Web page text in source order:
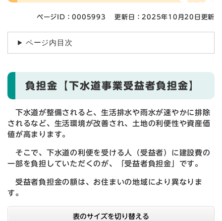
ページID：0005993 更新日：2025年10月20日更新
ページ内目次
負担金【下水道事業受益者負担金】
下水道が整備されると、生活排水や雨水が速やかに排除
されるなど、生活環境が改善され、土地の利便性や資産価
値が高まります。
そこで、下水道の利便を受ける人（受益者）に建設費の
一部を負担していただくのが、「受益者負担金」です。
受益者負担金の額は、お住まいの地域により異なりま
す。
表のサイズを切り替える